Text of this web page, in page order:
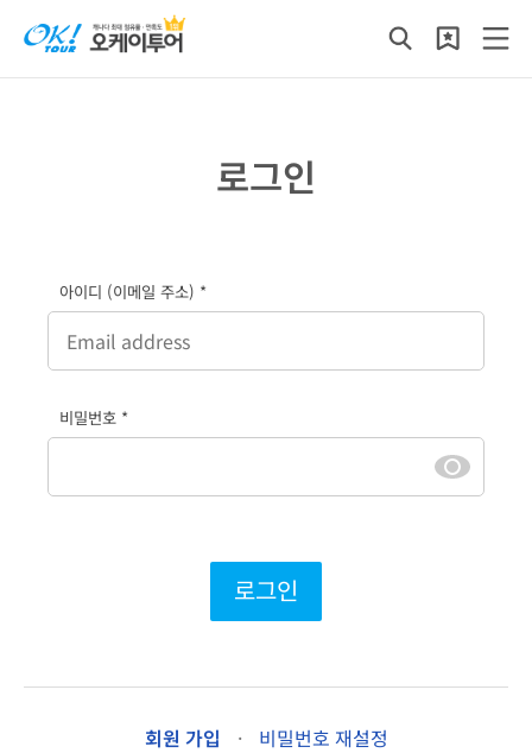
로그인
아이디 (이메일 주소) *
비밀번호 *
로그인
회원 가입 · 비밀번호 재설정